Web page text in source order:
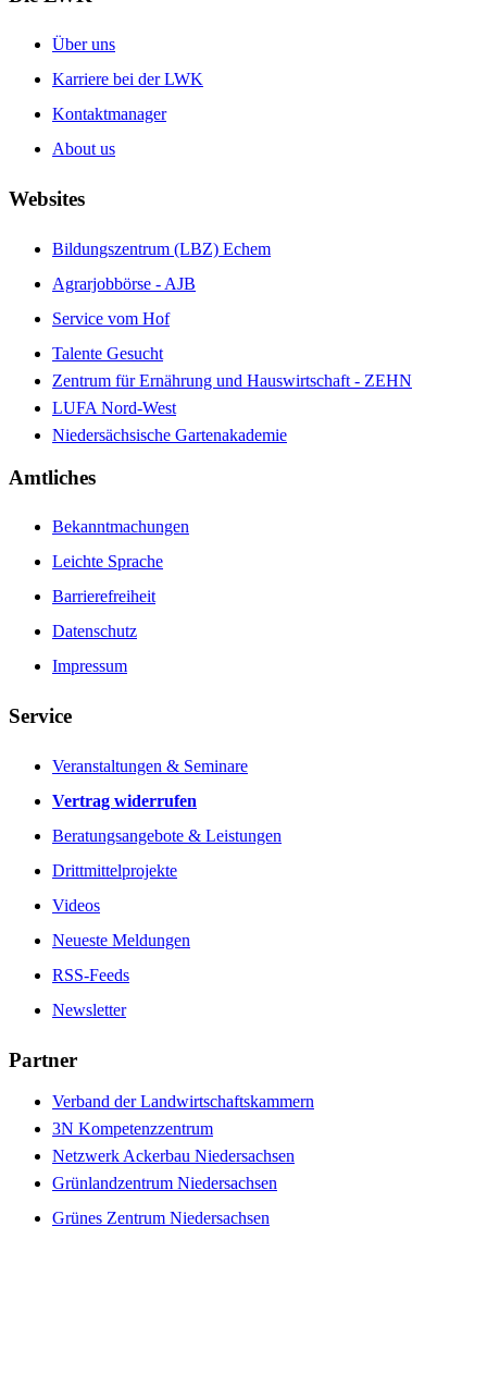
Über uns
Karriere bei der LWK
Kontaktmanager
About us
Websites
Bildungszentrum (LBZ) Echem
Agrarjobbörse - AJB
Service vom Hof
Talente Gesucht
Zentrum für Ernährung und Hauswirtschaft - ZEHN
LUFA Nord-West
Niedersächsische Gartenakademie
Amtliches
Bekanntmachungen
Leichte Sprache
Barrierefreiheit
Datenschutz
Impressum
Service
Veranstaltungen & Seminare
Vertrag widerrufen
Beratungsangebote & Leistungen
Drittmittelprojekte
Videos
Neueste Meldungen
RSS-Feeds
Newsletter
Partner
Verband der Landwirtschaftskammern
3N Kompetenzzentrum
Netzwerk Ackerbau Niedersachsen
Grünlandzentrum Niedersachsen
Grünes Zentrum Niedersachsen